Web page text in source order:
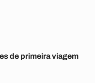
de primeira viagem